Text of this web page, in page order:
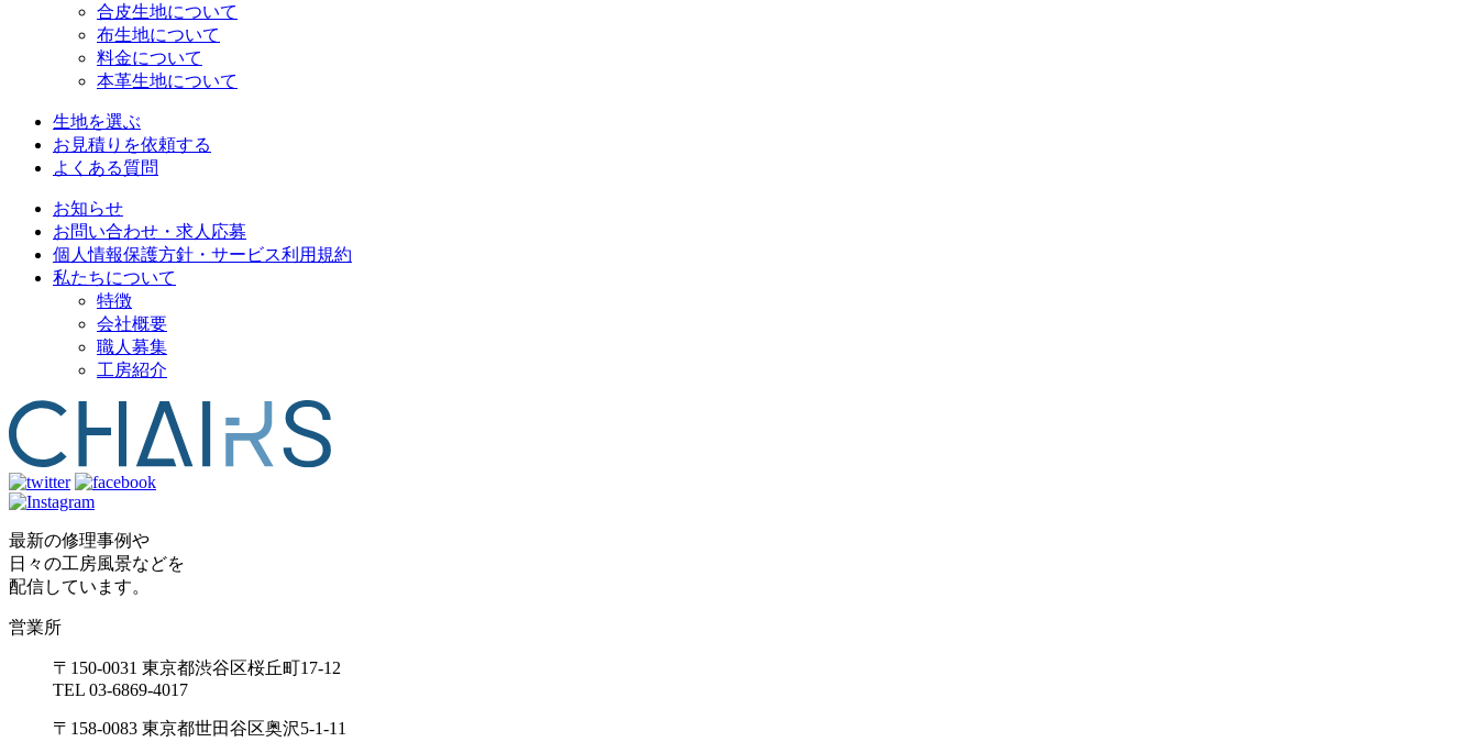
合皮生地について
布生地について
料金について
本革生地について
生地を選ぶ
お見積りを依頼する
よくある質問
お知らせ
お問い合わせ・求人応募
個人情報保護方針・サービス利用規約
私たちについて
特徴
会社概要
職人募集
工房紹介
最新の修理事例や
日々の工房風景などを
配信しています。
営業所
〒150-0031 東京都渋谷区桜丘町17-12
TEL 03-6869-4017
〒158-0083 東京都世田谷区奥沢5-1-11